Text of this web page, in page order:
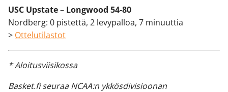
USC Upstate – Longwood 54-80
Nordberg: 0 pistettä, 2 levypalloa, 7 minuuttia
> Ottelutilastot
* Aloitusviisikossa
Basket.fi seuraa NCAA:n ykkösdivisioonan